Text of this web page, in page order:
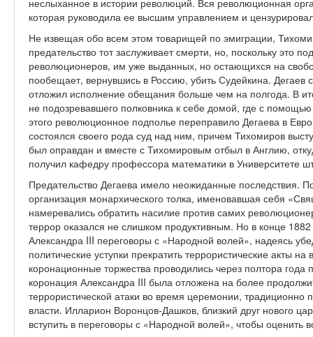
неслыханное в истории революций. Вся революционная
которая руководила ее высшим управлением и
Не извещая обо всем этом товарищей по эмиграции,
предательство тот заслуживает смерти, но, поскольку это
революционеров, им уже выданных, но остающихся на
пообещает, вернувшись в Россию, убить Судейкина.
отложил исполнение обещания больше чем на полгода. В
не подозревавшего полковника к себе домой, где с
этого революционное подполье переправило Дегаева в
состоялся своего рода суд над ним, причем Тихомиров
был оправдан и вместе с Тихомировым отбыл в Англию,
получил кафедру профессора математики в Университете
Предательство Дегаева имело неожиданные последствия.
организация монархического толка, именовавшая себя
намеревались обратить насилие против самих
террор оказался не слишком продуктивным. Но в конце
Александра III переговоры с «Народной волей», надеясь
политические уступки прекратить террористические акты
коронационные торжества проводились через полтора
коронация Александра III была отложена на более
террористической атаки во время церемонии,
власти. Илларион Воронцов-Дашков, близкий друг нового
вступить в переговоры с «Народной волей», чтобы оценить